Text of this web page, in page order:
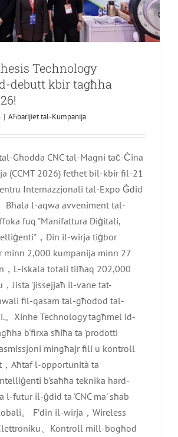
Technology
debutt kbir tagħha
| Aħbarijiet tal-Kumpanija
Għodda CNC tal-Magni taċ-Ċina
(CCMT 2026) fetħet bil-kbir fil-21
Internazzjonali tal-Expo Ġdid
Bħala l-aqwa avveniment tal-
fuq "Manifattura Diġitali,
，Din il-wirja tiġbor
minn 2,000 kumpanija minn 27
，L-iskala totali tilħaq 202,000
Jista 'jissejjaħ il-vane tat-
fil-qasam tal-għodod tal-
。Xinhe Technology tagħmel id-
b'firxa sħiħa ta 'prodotti
mingħajr fili u kontroll
Aħtaf l-opportunità ta
b'saħħa teknika hard-
l-futur il-ġdid ta 'CNC ma' sħab
。 F’din il-wirja，Wireless
、Kontroll mill-bogħod